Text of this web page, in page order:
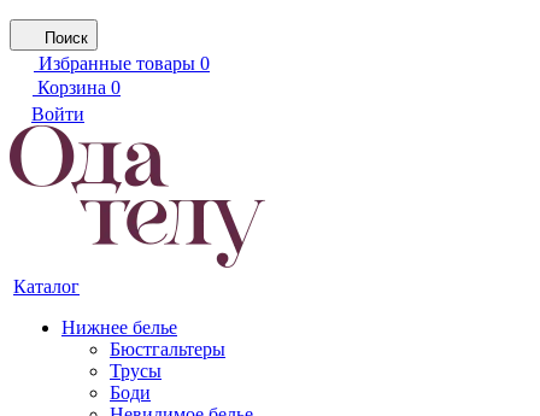
Поиск
Избранные товары 0
Корзина 0
Войти
Каталог
Нижнее белье
Бюстгальтеры
Трусы
Боди